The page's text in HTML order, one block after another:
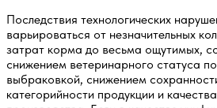
Последствия технологических
варьироваться от незначительных
затрат корма до весьма ощутимых,
снижением ветеринарного статуса
выбраковкой, снижением
категорийности продукции и